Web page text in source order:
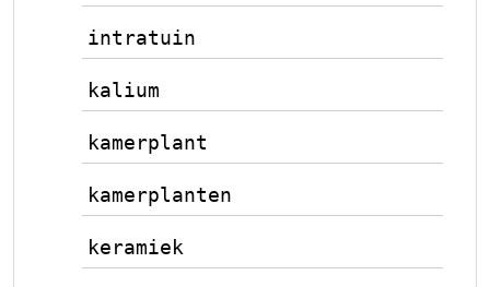
intratuin
kalium
kamerplant
kamerplanten
keramiek